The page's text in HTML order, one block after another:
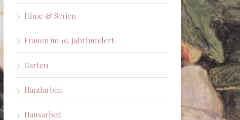
Filme & Serien
Frauen im 19. Jahrhundert
Garten
Handarbeit
Hausarbeit